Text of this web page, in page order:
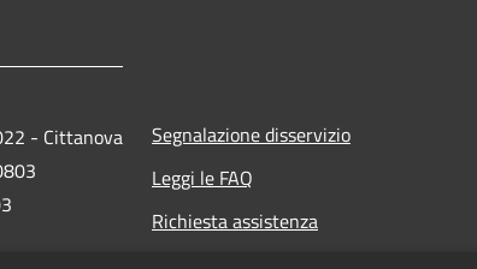
- Cittanova
Segnalazione disservizio
Leggi le FAQ
Richiesta assistenza